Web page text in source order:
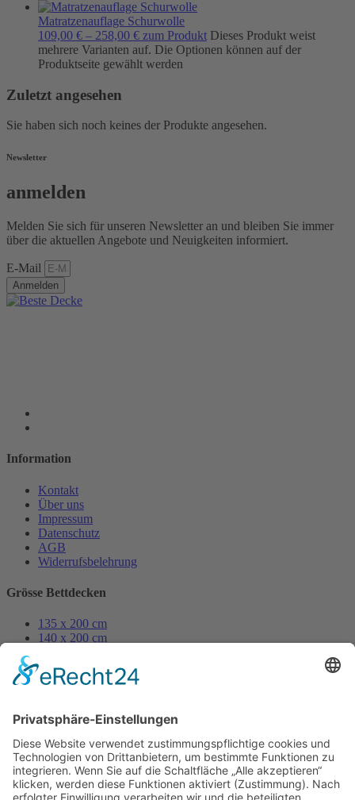
Matratzenauflage Schurwolle
109,00 € – 258,00 € zum Produkt Dieses Produkt weist
mehrere Varianten auf. Die Optionen können auf der
Produktseite gewählt werden
Zuletzt angesehen
Sie haben sich noch keines der Produkte angesehen.
Newsletter
anmelden
Melden Sie sich für unseren Newsletter an und bleiben Sie immer
über die aktuellen Angebote und Neuigkeiten informiert.
E-Mail
Anmelden
Information
Kontakt
Über uns
Impressum
Datenschutz
AGB
Widerrufsbelehrung
Grösse Bettdecken
135 x 200 cm
140 x 200 cm
155 x 220 cm
200 x 200 cm
Grösse Kissen
80 x 80 cm
70 x 90 cm
40 x 80 cm